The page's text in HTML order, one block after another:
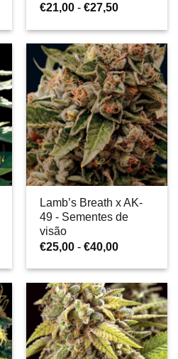
€21,00 - €27,50Gama
preços:
€21,00
a
€27,50
Lamb’s Breath x AK-
49 - Sementes de
visão
€25,00 - €40,00Gama
preços:
€25,00
a
€40,00